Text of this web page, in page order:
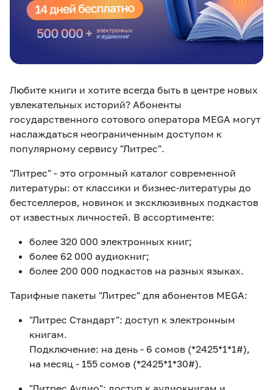
Все услуги Развлечения Соц.сети
Звонки и SMS Подбор номера Доставка SIM
Компания
Карта офисов и
покрытие
MegaTV MegaKassa
Любите книги и хотите всегда быть в центре новых
увлекательных историй? Абоненты
государственного сотового оператора MEGA могут
наслаждаться неограниченным доступом к
популярному сервису "Литрес".
"Литрес" - это огромный каталог современной
литературы: от классики и бизнес-литературы до
бестселлеров, новинок и эксклюзивных подкастов
от известных личностей. В ассортименте:
более 320 000 электронных книг;
более 62 000 аудиокниг;
более 200 000 подкастов на разных языках.
Тарифные пакеты "Литрес" для абонентов MEGA:
"Литрес Стандарт": доступ к электронным
книгам.
Подключение: на день - 6 сомов (*2425*1*1#),
на месяц - 155 сомов (*2425*1*30#).